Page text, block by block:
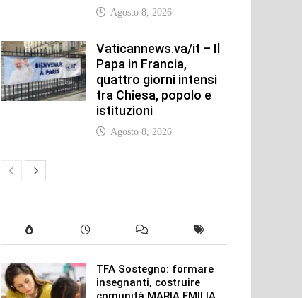
Agosto 8, 2026
Vaticannews.va/it – Il
Papa in Francia,
quattro giorni intensi
tra Chiesa, popolo e
istituzioni
Agosto 8, 2026
TFA Sostegno: formare
insegnanti, costruire